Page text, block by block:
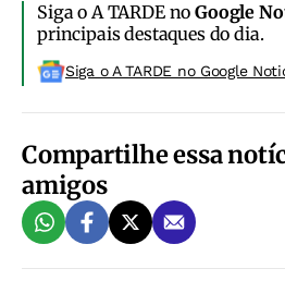
Siga o A TARDE noGoogle
principais destaques do dia.
Siga o A TARDE no Google
Compartilhe essa
amigos